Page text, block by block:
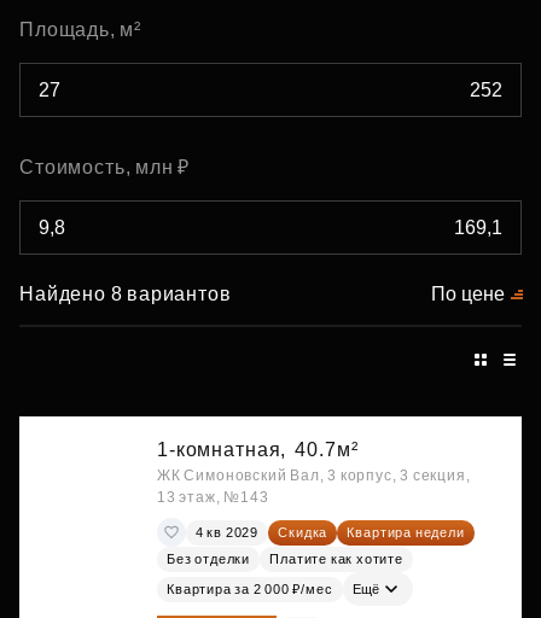
Площадь, м²
Стоимость, млн ₽
Найдено 8 вариантов По цене
1-комнатная, 40.7м²
ЖК Симоновский Вал, 3 корпус, 3 секция,
13 этаж, №143
4 кв 2029 Скидка
Квартира недели
Без отделки
Платите как хотите
Квартира за 2 000 ₽/мес Ещё